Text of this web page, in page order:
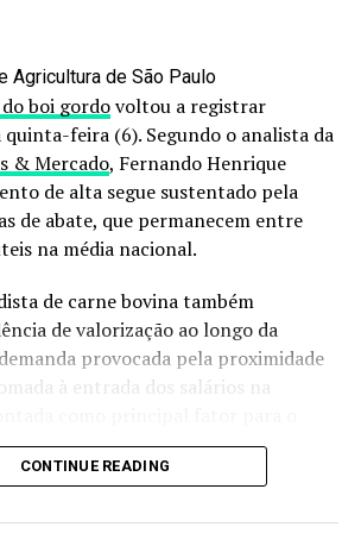
nas condições da soja e estabilidade
disparada de Chicago e
Agricultura de São Paulo
boi gordovoltou a registrar
feira (6). Segundo o analista da
& Mercado, Fernando Henrique
de alta segue sustentado pela
de abate, que permanecem entre
na média nacional.
de carne bovina também
de valorização ao longo da
provocada pela proximidade
à entrada dos salários na
a expectativa é de uma
entre atacado e varejo, com
CONTINUE READING